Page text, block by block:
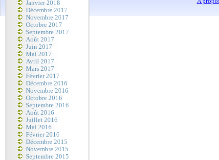
Janvier 2018
Décembre 2017
Novembre 2017
Octobre 2017
Septembre 2017
Août 2017
Juin 2017
Mai 2017
Avril 2017
Mars 2017
Février 2017
Décembre 2016
Novembre 2016
Octobre 2016
Septembre 2016
Août 2016
Juillet 2016
Mai 2016
Février 2016
Décembre 2015
Novembre 2015
Septembre 2015